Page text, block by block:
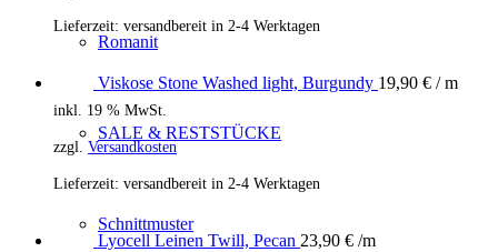
Romanit
SALE & RESTSTÜCKE
Schnittmuster
Lieferzeit: versandbereit in 2-4 Werktagen
Viskose Stone Washed light, Burgundy 19,90 € / m
inkl. 19 % MwSt.
zzgl. Versandkosten
Lieferzeit: versandbereit in 2-4 Werktagen
Lyocell Leinen Twill, Pecan 23,90 € /m